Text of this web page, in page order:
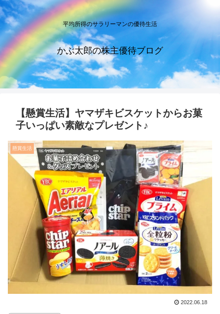
平均所得のサラリーマンの優待生活
かぶ太郎の株主優待ブログ
【懸賞生活】ヤマザキビスケットからお菓
子いっぱい素敵なプレゼント♪
懸賞生活
2022.06.18